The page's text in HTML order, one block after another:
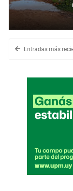
Entradas más